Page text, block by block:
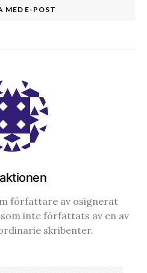
MED E-POST
författare av osignerat
inte författats av en av
skribenter.